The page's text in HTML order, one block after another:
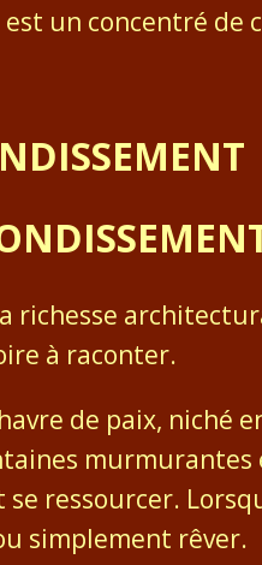
un concentré de
richesse
à raconter.
de paix, niché
ressourcer.
simplement rêver.